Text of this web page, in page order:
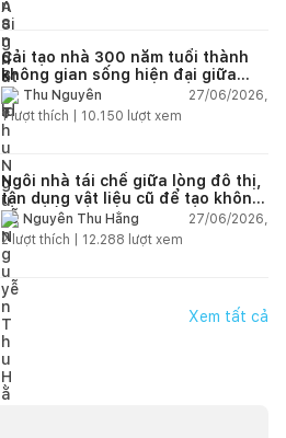
Cải tạo nhà 300 năm tuổi thành
không gian sống hiện đại giữa
thiên nhiên
Thu Nguyễn
27/06/2026,
1lượt thích | 10.150 lượt xem
Ngôi nhà tái chế giữa lòng đô thị,
tận dụng vật liệu cũ để tạo không
gian sống linh hoạt
Nguyễn Thu Hằng
27/06/2026,
2lượt thích | 12.288 lượt xem
Xem tất cả